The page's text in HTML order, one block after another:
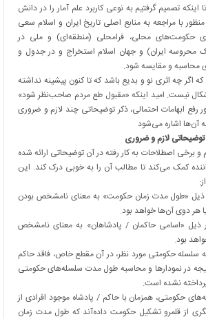
اینکه تصمیم گرفتیم به نوعی کاربرد علم آمار را در دانش
با مراجعه به منابع اصلی تاریخ ایران و اسلام سعی
حکومت‌های محلی، فرامحلی (منطقه‌ای) و ملی در
محروسه ایران) و جهان اسلام استخراج و در جدول و
محاسبه و مقایسه شود.
که اگر چه اثری نو و بدیع باشد که تا کنون پیشینه نداشته
نیست. امید اینکه «مقبول طع مردم صاحب‌نظر شود»
رفع ابهامات احتمالی، ذکر توضیحاتی چند لازم و ضروری
آن‌ها اشاره می‌شود
توضیحاتی لازم و ضروری
و برخی اصطلاحات به کار رفته در آن توضیحاتی ارائه شده
کمک می‌کند تا مطالب آن را به خوبی درک کند. این
«طول مدت زمان حکومت» به معنای نامشخص بودن
هر دوی آن‌ها خواهد بود.
«اسامی حاکمان / پادشاهان» به معنای نامشخص
بود.
سلسله حکومتی مورد نظر، در آن مقطع خاص، فاقد حاکم
در نمودارها و محاسبه طول مدت سلسله‌های حکومتی
نشده است.
حکومتی، همزمان با حاکم / پادشاه موجود افرادی از
از قلمرو تشکیل حکومت داده‌آند که طول مدت زمان